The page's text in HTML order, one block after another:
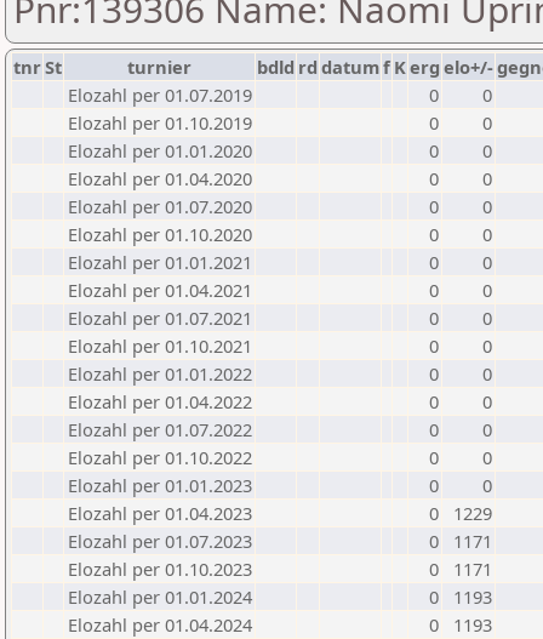
tnrSt turnier bdld rd datumf Kerg elo+/-
Elozahl per 01.07.2019
0
0
Elozahl per 01.10.2019
0
0
Elozahl per 01.01.2020
0
0
Elozahl per 01.04.2020
0
0
Elozahl per 01.07.2020
0
0
Elozahl per 01.10.2020
0
0
Elozahl per 01.01.2021
0
0
Elozahl per 01.04.2021
0
0
Elozahl per 01.07.2021
0
0
Elozahl per 01.10.2021
0
0
Elozahl per 01.01.2022
0
0
Elozahl per 01.04.2022
0
0
Elozahl per 01.07.2022
0
0
Elozahl per 01.10.2022
0
0
Elozahl per 01.01.2023
0
0
Elozahl per 01.04.2023
0
1229
Elozahl per 01.07.2023
0
1171
Elozahl per 01.10.2023
0
1171
Elozahl per 01.01.2024
0
1193
Elozahl per 01.04.2024
0
1193